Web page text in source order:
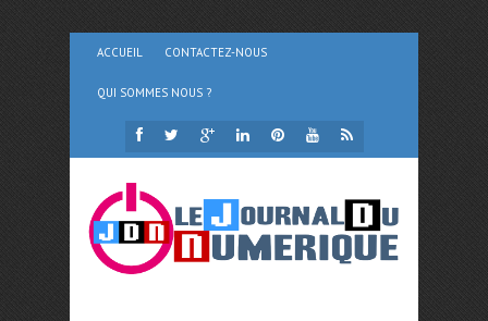
ACCUEIL CONTACTEZ-NOUS
QUI SOMMES NOUS ?